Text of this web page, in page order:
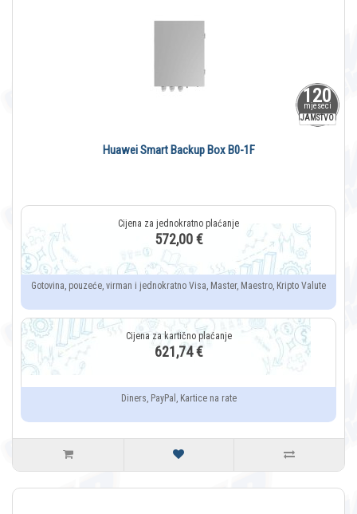
120
mjeseci
JAMSTVO
Huawei Smart Backup Box B0-1F
572,00 €
Gotovina, pouzeće, virman i jednokratno Visa, Master, Maestro, Kripto Valute
621,74 €
Diners, PayPal, Kartice na rate